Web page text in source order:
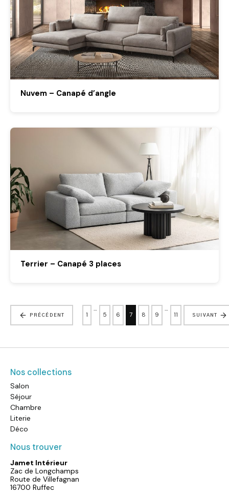
Nuvem – Canapé d’angle
Terrier – Canapé 3 places
PRÉCÉDENT 1
…
5 6 7 8 9
…
11 SUIVANT
Nos collections
Salon
Séjour
Chambre
Literie
Déco
Nous trouver
Jamet Intérieur
Zac de Longchamps
Route de Villefagnan
16700 Ruffec